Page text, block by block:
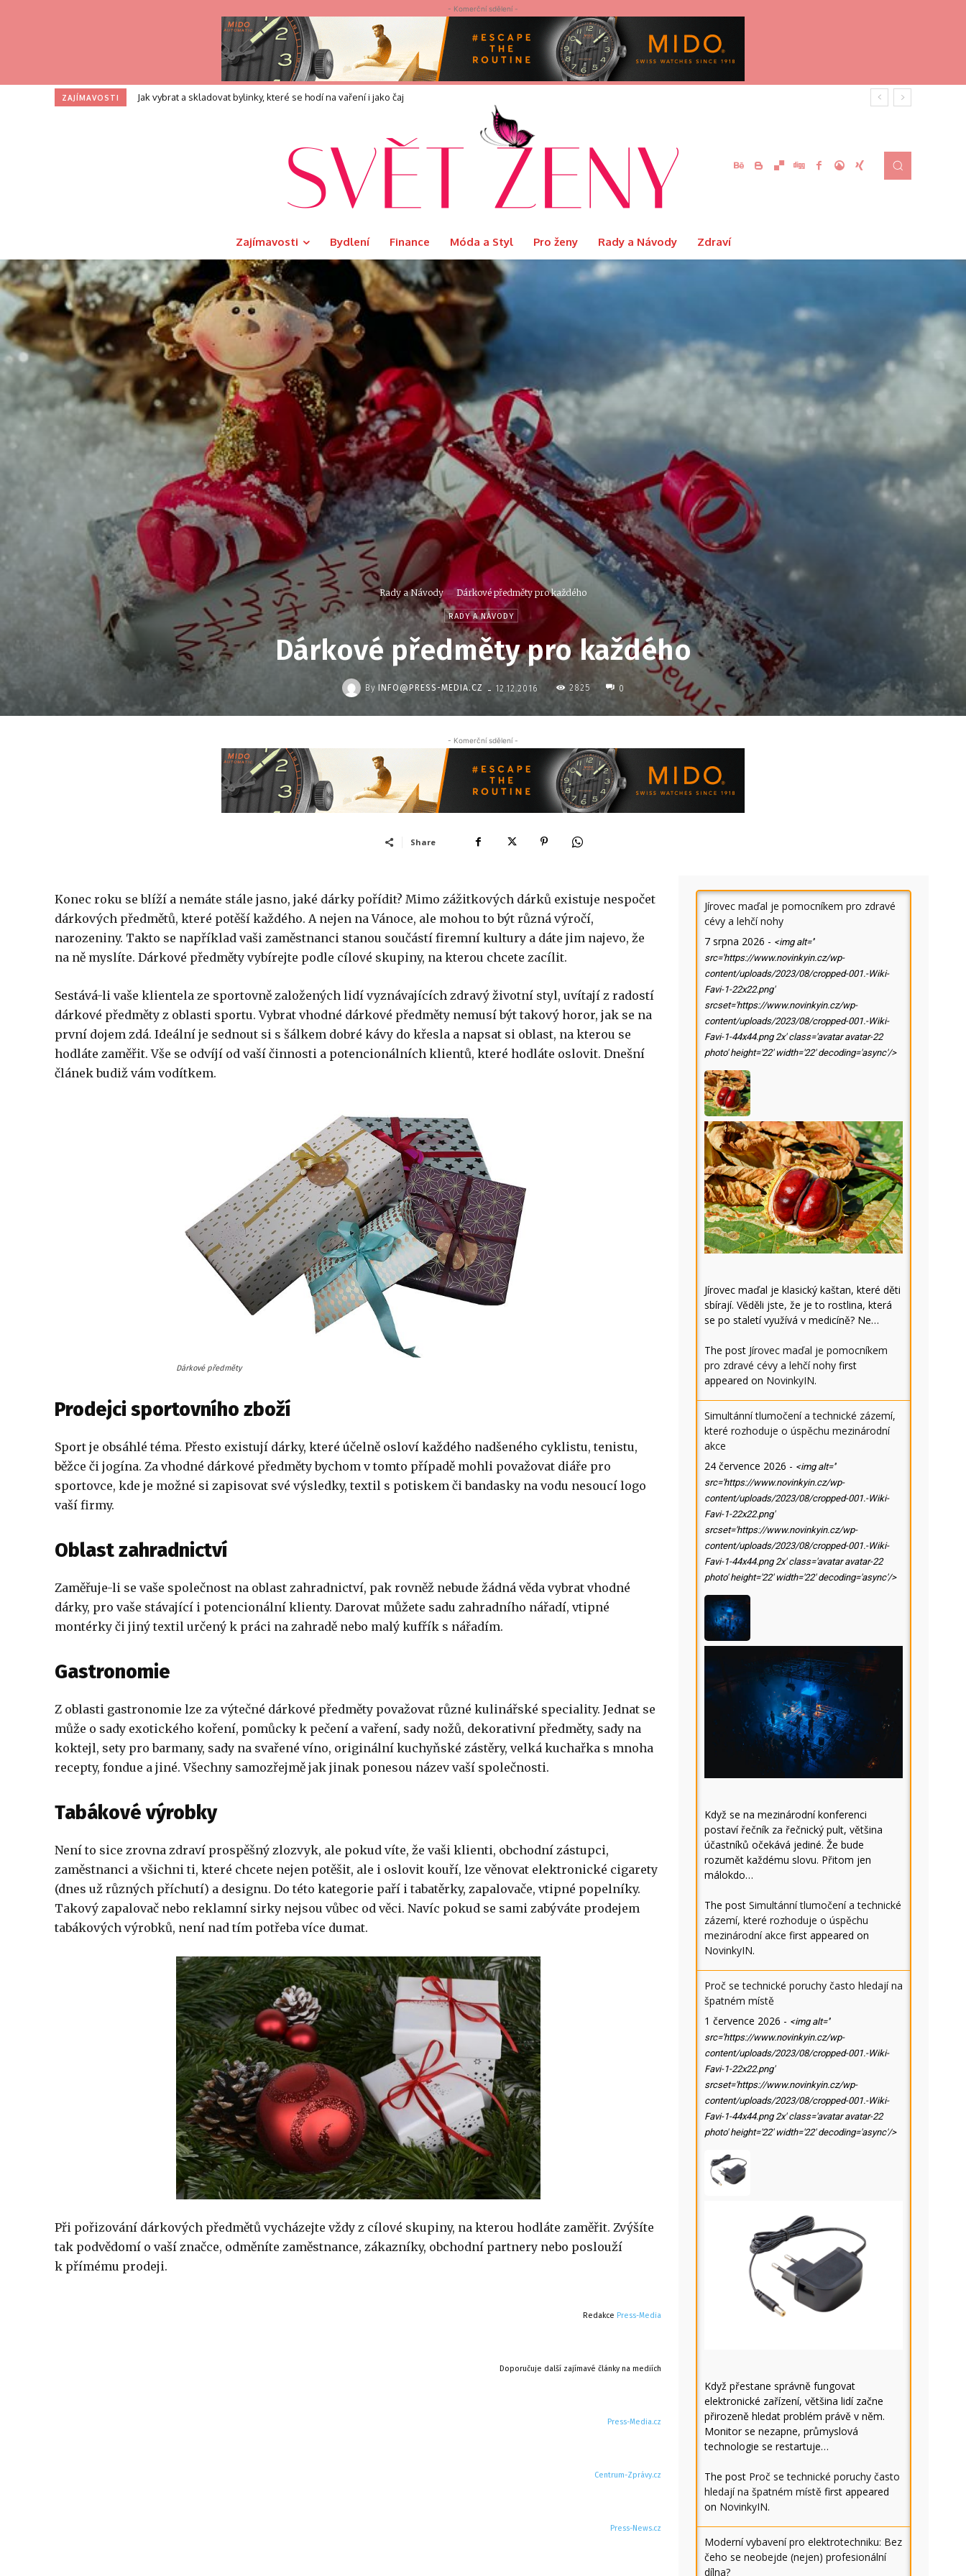
- Komerční sdělení -
ZAJÍMAVOSTI Profesní zkouška pro kouče: Co přesně přináší?
Zajímavosti Bydlení Finance Móda a Styl Pro ženy Rady a Návody Zdraví
Rady a Návody Dárkové předměty pro každého
RADY A NÁVODY
Dárkové předměty pro každého
By INFO@PRESS-MEDIA.CZ - 12.12.2016 2825 0
- Komerční sdělení -
Share
Konec roku se blíží a nemáte stále jasno, jaké dárky pořídit? Mimo zážitkových dárků existuje nespočet
dárkových předmětů, které potěší každého. A nejen na Vánoce, ale mohou to být různá výročí,
narozeniny. Takto se například vaši zaměstnanci stanou součástí firemní kultury a dáte jim najevo, že
na ně myslíte. Dárkové předměty vybírejte podle cílové skupiny, na kterou chcete zacílit.
Sestává-li vaše klientela ze sportovně založených lidí vyznávajících zdravý životní styl, uvítají z radostí
dárkové předměty z oblasti sportu. Vybrat vhodné dárkové předměty nemusí být takový horor, jak se na
první dojem zdá. Ideální je sednout si s šálkem dobré kávy do křesla a napsat si oblast, na kterou se
hodláte zaměřit. Vše se odvíjí od vaší činnosti a potencionálních klientů, které hodláte oslovit. Dnešní
článek budiž vám vodítkem.
Dárkové předměty
Prodejci sportovního zboží
Sport je obsáhlé téma. Přesto existují dárky, které účelně osloví každého nadšeného cyklistu, tenistu,
běžce či jogína. Za vhodné dárkové předmětybychom v tomto případě mohli považovat diáře pro
sportovce, kde je možné si zapisovat své výsledky, textil s potiskem či bandasky na vodu nesoucí logo
vaší firmy.
Oblast zahradnictví
Zaměřuje-li se vaše společnost na oblast zahradnictví, pak rovněž nebude žádná věda vybrat vhodné
dárky, pro vaše stávající i potencionální klienty. Darovat můžete sadu zahradního nářadí, vtipné
montérky či jiný textil určený k práci na zahradě nebo malý kufřík s nářadím.
Gastronomie
Z oblasti gastronomie lze za výtečné dárkové předměty považovat různé kulinářské speciality. Jednat se
může o sady exotického koření, pomůcky k pečení a vaření, sady nožů, dekorativní předměty, sady na
koktejl, sety pro barmany, sady na svařené víno, originální kuchyňské zástěry, velká kuchařka s mnoha
recepty, fondue a jiné. Všechny samozřejmě jak jinak ponesou název vaší společnosti.
Tabákové výrobky
Není to sice zrovna zdraví prospěšný zlozvyk, ale pokud víte, že vaši klienti, obchodní zástupci,
zaměstnanci a všichni ti, které chcete nejen potěšit, ale i oslovit kouří, lze věnovat elektronické cigarety
(dnes už různých příchutí) a designu. Do této kategorie paří i tabatěrky, zapalovače, vtipné popelníky.
Takový zapalovač nebo reklamní sirky nejsou vůbec od věci. Navíc pokud se sami zabýváte prodejem
tabákových výrobků, není nad tím potřeba více dumat.
Při pořizování dárkových předmětů vycházejte vždy z cílové skupiny, na kterou hodláte zaměřit. Zvýšíte
tak podvědomí o vaší značce, odměníte zaměstnance, zákazníky, obchodní partnery nebo poslouží
k přímému prodeji.
Redakce Press-Media
Doporučuje další zajímavé články na mediích
Press-Media.cz
Centrum-Zprávy.cz
Press-News.cz
Jírovec maďal je pomocníkem pro zdravé
cévy a lehčí nohy
7 srpna 2026 - <img alt=''
src='https://www.novinkyin.cz/wp-
content/uploads/2023/08/cropped-001.-Wiki-
Favi-1-22x22.png'
srcset='https://www.novinkyin.cz/wp-
content/uploads/2023/08/cropped-001.-Wiki-
Favi-1-44x44.png 2x' class='avatar avatar-22
photo' height='22' width='22' decoding='async'/>
Jírovec maďal je klasický kaštan, které děti
sbírají. Věděli jste, že je to rostlina, která
se po staletí využívá v medicíně? Ne…
The post Jírovec maďal je pomocníkem
pro zdravé cévy a lehčí nohy first
appeared on NovinkyIN.
Simultánní tlumočení a technické zázemí,
které rozhoduje o úspěchu mezinárodní
akce
24 července 2026 - <img alt=''
src='https://www.novinkyin.cz/wp-
content/uploads/2023/08/cropped-001.-Wiki-
Favi-1-22x22.png'
srcset='https://www.novinkyin.cz/wp-
content/uploads/2023/08/cropped-001.-Wiki-
Favi-1-44x44.png 2x' class='avatar avatar-22
photo' height='22' width='22' decoding='async'/>
Když se na mezinárodní konferenci
postaví řečník za řečnický pult, většina
účastníků očekává jediné. Že bude
rozumět každému slovu. Přitom jen
málokdo…
The post Simultánní tlumočení a technické
zázemí, které rozhoduje o úspěchu
mezinárodní akce first appeared on
NovinkyIN.
Proč se technické poruchy často hledají na
špatném místě
1 července 2026 - <img alt=''
src='https://www.novinkyin.cz/wp-
content/uploads/2023/08/cropped-001.-Wiki-
Favi-1-22x22.png'
srcset='https://www.novinkyin.cz/wp-
content/uploads/2023/08/cropped-001.-Wiki-
Favi-1-44x44.png 2x' class='avatar avatar-22
photo' height='22' width='22' decoding='async'/>
Když přestane správně fungovat
elektronické zařízení, většina lidí začne
přirozeně hledat problém právě v něm.
Monitor se nezapne, průmyslová
technologie se restartuje…
The post Proč se technické poruchy často
hledají na špatném místě first appeared
on NovinkyIN.
Moderní vybavení pro elektrotechniku: Bez
čeho se neobejde (nejen) profesionální
dílna?